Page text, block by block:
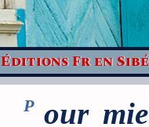
Éditions Fr en
Pour mieux connaître la Sibérie, la voir autrement